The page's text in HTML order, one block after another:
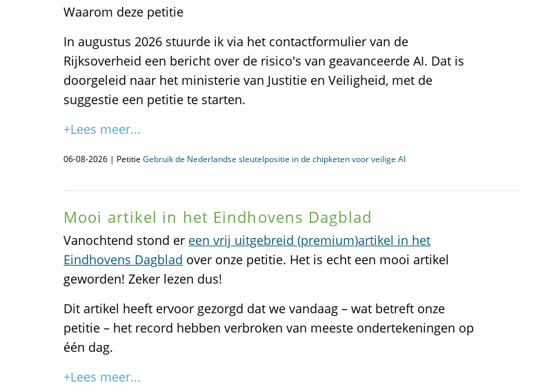
Waarom deze petitie
In augustus 2026 stuurde ik via het contactformulier van de
Rijksoverheid een bericht over de risico's van geavanceerde AI. Dat is
doorgeleid naar het ministerie van Justitie en Veiligheid, met de
suggestie een petitie te starten.
+Lees meer...
06-08-2026 | Petitie Gebruik de Nederlandse sleutelpositie in de chipketen voor veilige AI
Mooi artikel in het Eindhovens Dagblad
Vanochtend stond er een vrij uitgebreid (premium)artikel in het
Eindhovens Dagblad over onze petitie. Het is echt een mooi artikel
geworden! Zeker lezen dus!
Dit artikel heeft ervoor gezorgd dat we vandaag – wat betreft onze
petitie – het record hebben verbroken van meeste ondertekeningen op
één dag.
+Lees meer...